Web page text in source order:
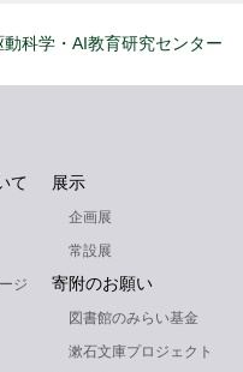
動科学・AI教育研究センター
て
ジ
展示
企画展
常設展
寄附のお願い
図書館のみらい基金
漱石文庫プロジェクト